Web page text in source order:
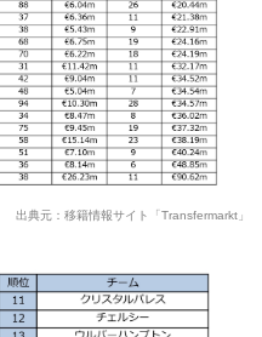
出典元：移籍情報サイト「Transfermarkt」